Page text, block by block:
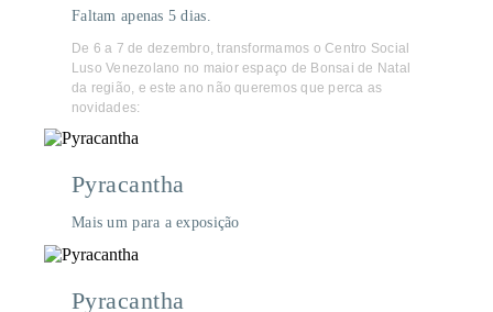
Faltam apenas 5 dias.
De 6 a 7 de dezembro, transformamos o Centro Social
Luso Venezolano no maior espaço de Bonsai de Natal
da região, e este ano não queremos que perca as
novidades:
Pyracantha
Mais um para a exposição
Pyracantha